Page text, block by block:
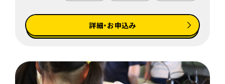
詳細・お申込み